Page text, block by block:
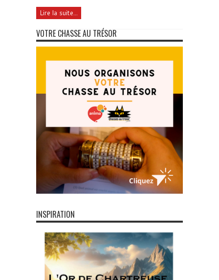
Lire la suite...
VOTRE CHASSE AU TRÉSOR
INSPIRATION